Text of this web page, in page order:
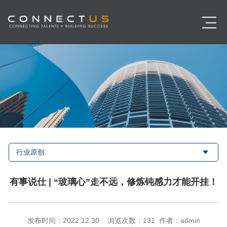
行业原创
有事说仕 | “玻璃心”走不远，修炼钝感力才能开挂！
发布时间：2022.12.30 浏览次数： 131 作者：admin